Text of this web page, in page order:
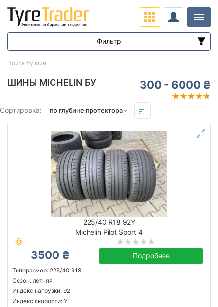
ШИНЫ MICHELIN БУ 300 - 6000 ₴
Сортировка:
225/40 R18 92Y
Michelin Pilot Sport 4
3500 ₴ Подробнее
Типоразмер: 225/40 R18
Сезон: летняя
Индекс нагрузки: 92
Индекс скорости: Y
Поиск бу шин
Фильтр
Диапазон цен
от
Подбор по параметрам
Остаток протектора в мм.
до
Michelin
Все бренды